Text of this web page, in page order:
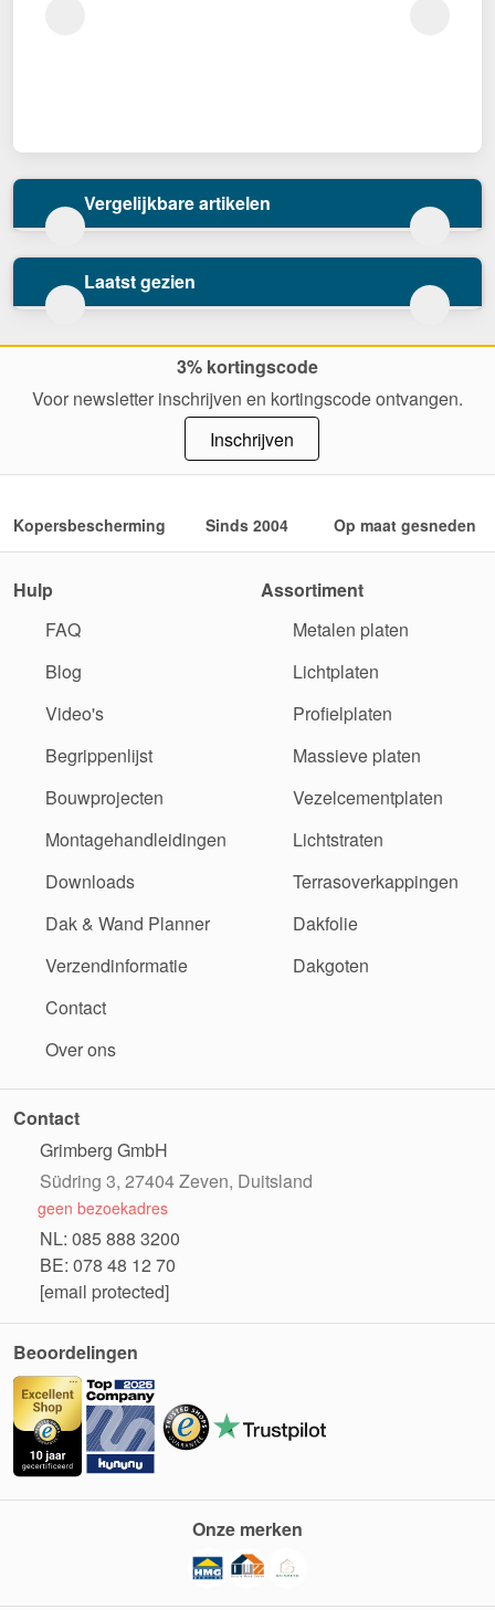
Vergelijkbare artikelen
Laatst gezien
3% kortingscode
Voor newsletter inschrijven en kortingscode ontvangen.
Inschrijven
Kopersbescherming Sinds 2004 Op maat gesneden
Hulp
FAQ
Blog
Video's
Begrippenlijst
Bouwprojecten
Montagehandleidingen
Downloads
Dak & Wand Planner
Verzendinformatie
Contact
Over ons
Assortiment
Metalen platen
Lichtplaten
Profielplaten
Massieve platen
Vezelcementplaten
Lichtstraten
Terrasoverkappingen
Dakfolie
Dakgoten
Contact
Grimberg GmbH
Südring 3, 27404 Zeven, Duitsland
geen bezoekadres
NL: 085 888 3200
BE: 078 48 12 70
[email protected]
Beoordelingen
Onze merken